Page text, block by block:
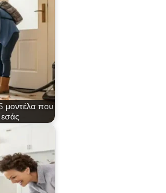
μοντέλα που